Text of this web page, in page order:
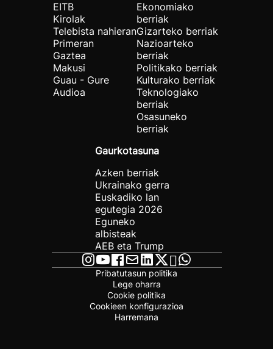
EITB
Kirolak
Telebista nahieran
Primeran
Gaztea
Makusi
Guau - Gure
Audioa
Ekonomiako
berriak
Gizarteko berriak
Nazioarteko
berriak
Politikako berriak
Kulturako berriak
Teknologiako
berriak
Osasuneko
berriak
Gaurkotasuna
Azken berriak
Ukrainako gerra
Euskadiko lan
egutegia 2026
Eguneko
albisteak
AEB eta Trump
Pribatutasun politika
Lege oharra
Cookie politika
Cookieen konfigurazioa
Harremana